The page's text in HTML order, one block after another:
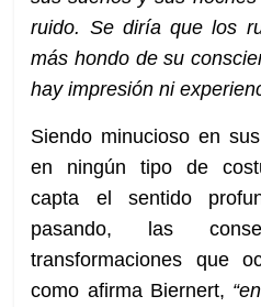
ruido. Se diría que los
más hondo de su
hay impresión ni
Siendo minucioso en
en ningún tipo de
capta el sentido
pasando, las
transformaciones que
como afirma Biernert,